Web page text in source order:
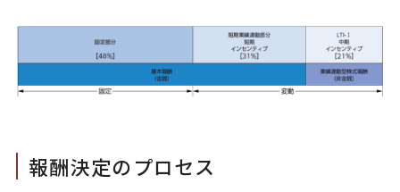
報酬決定のプロセス